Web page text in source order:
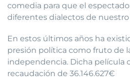
comedia para que el
diferentes dialectos de
En estos últimos años ha
presión política como fruto de
independencia. Dicha película
recaudación de 36.146.627€